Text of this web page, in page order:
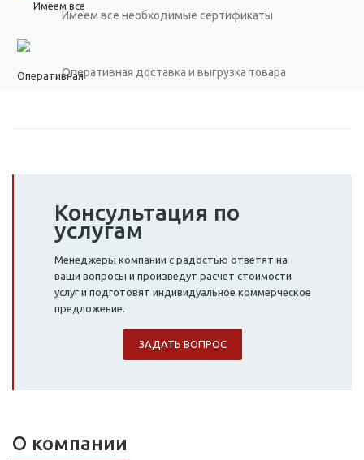
Имеем все необходимые сертификаты
Оперативная доставка и выгрузка товара
Консультация по
услугам
Менеджеры компании с радостью ответят на
ваши вопросы и произведут расчет стоимости
услуг и подготовят индивидуальное коммерческое
предложение.
ЗАДАТЬ ВОПРОС
О компании